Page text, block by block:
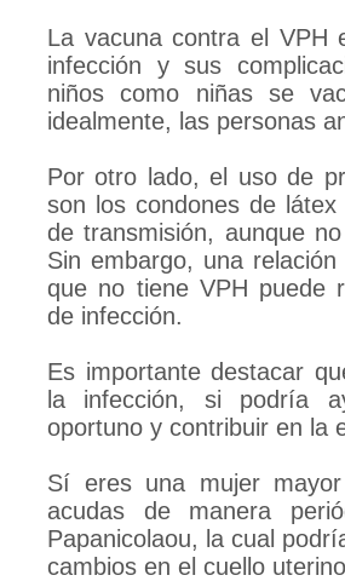
La vacuna contra el VPH
infección y sus
niños como niñas se
idealmente, las personas
Por otro lado, el uso de
son los condones de
de transmisión, aunque
Sin embargo, una
que no tiene VPH puede
de infección.
Es importante destacar
la infección, si podría
oportuno y contribuir en la
Sí eres una mujer
acudas de manera
Papanicolaou, la cual
cambios en el cuello